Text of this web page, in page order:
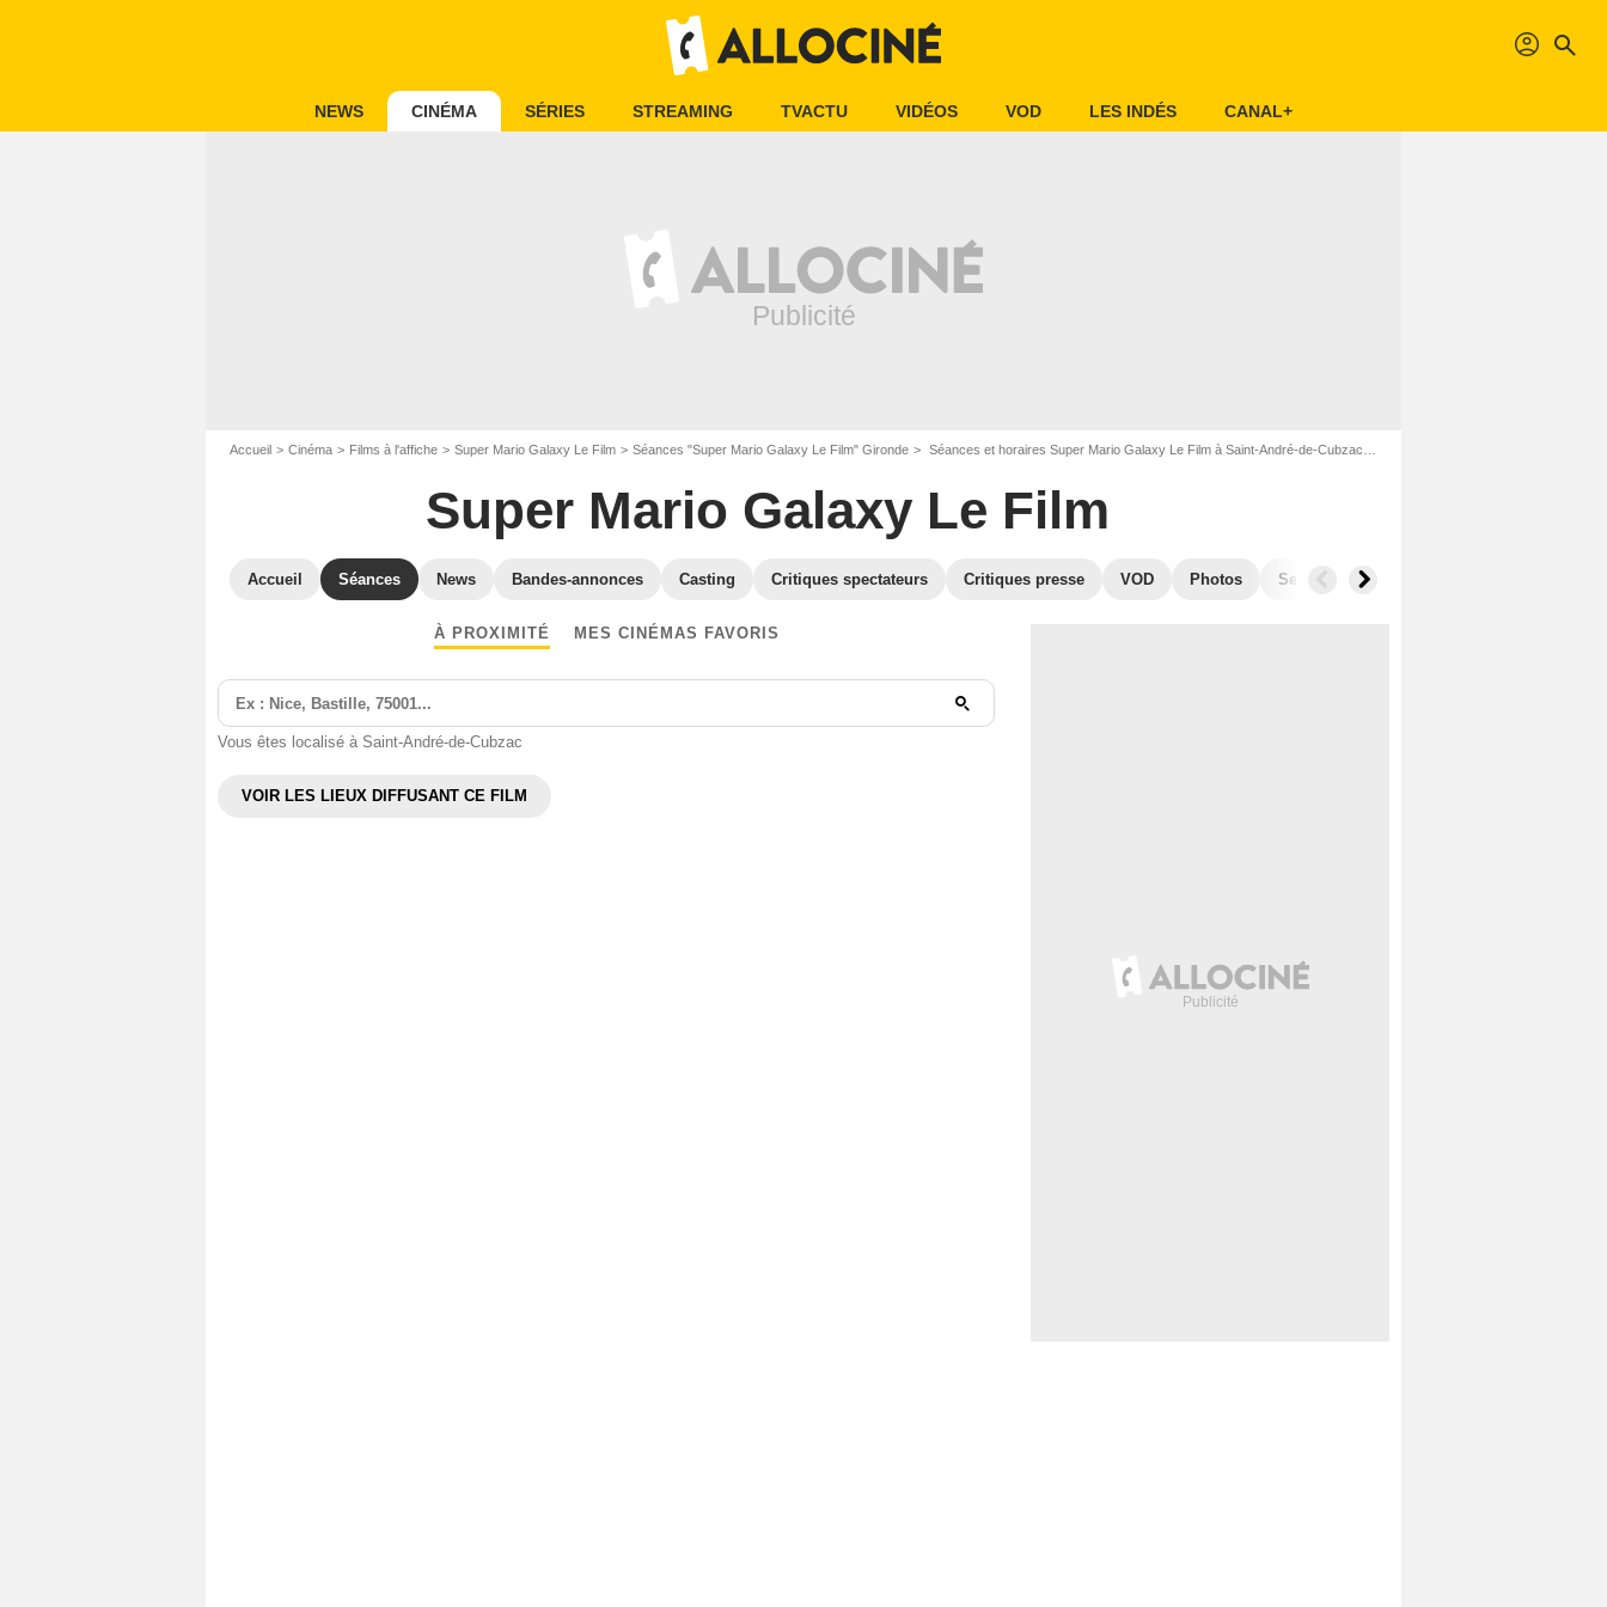
profil search
NEWS CINÉMA SÉRIES STREAMING TVACTU VIDÉOS VOD LES INDÉS CANAL+
Accueil Cinéma Films à l'affiche Super Mario Galaxy Le Film Séances "Super Mario Galaxy Le Film" Gironde Séances et horaires Super Mario Galaxy Le Film à Saint-André-de-Cubzac (33240)
Super Mario Galaxy Le Film
Accueil Séances News Bandes-annonces Casting Critiques spectateurs Critiques presse VOD Photos Secrets de tournage
À PROXIMITÉ MES CINÉMAS FAVORIS
Vous êtes localisé à Saint-André-de-Cubzac
VOIR LES LIEUX DIFFUSANT CE FILM